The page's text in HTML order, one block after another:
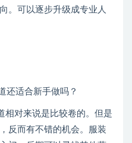
。可以逐步升级成专业人
还适合新手做吗？
相对来说是比较卷的。但是
反而有不错的机会。服装